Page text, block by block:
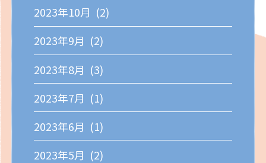
2023年10月 (2)
2023年9月 (2)
2023年8月 (3)
2023年7月 (1)
2023年6月 (1)
2023年5月 (2)